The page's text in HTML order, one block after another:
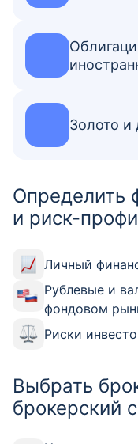
Золото и
Определить
и риск-
Личный
Рублевые и
фондовом
Риски
Выбрать
брокерский